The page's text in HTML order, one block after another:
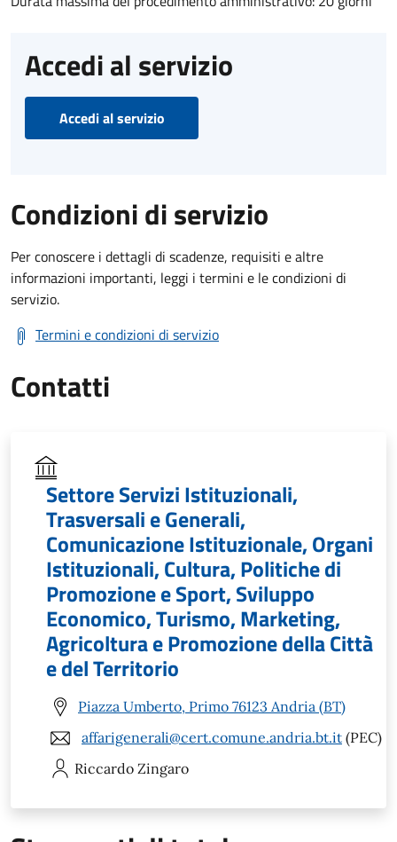
Accedi al servizio
Accedi al servizio
Condizioni di servizio
Per conoscere i dettagli di scadenze, requisiti e altre
informazioni importanti, leggi i termini e le condizioni di
servizio.
Termini e condizioni di servizio
Contatti
Settore Servizi Istituzionali,
Trasversali e Generali,
Comunicazione Istituzionale, Organi
Istituzionali, Cultura, Politiche di
Promozione e Sport, Sviluppo
Economico, Turismo, Marketing,
Agricoltura e Promozione della Città
e del Territorio
Piazza Umberto, Primo 76123 Andria (BT)
affarigenerali@cert.comune.andria.bt.it (PEC)
Riccardo Zingaro